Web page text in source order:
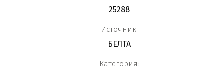
25288
Источник:
БЕЛТА
Категория: